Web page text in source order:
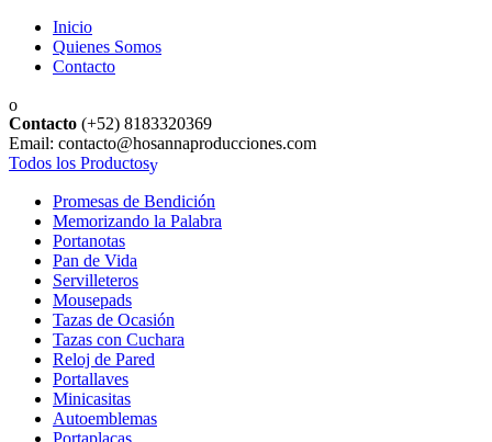
Inicio
Quienes Somos
Contacto
Contacto (+52) 8183320369
Email: contacto@hosannaproducciones.com
Todos los Productos
Promesas de Bendición
Memorizando la Palabra
Portanotas
Pan de Vida
Servilleteros
Mousepads
Tazas de Ocasión
Tazas con Cuchara
Reloj de Pared
Portallaves
Minicasitas
Autoemblemas
Portaplacas